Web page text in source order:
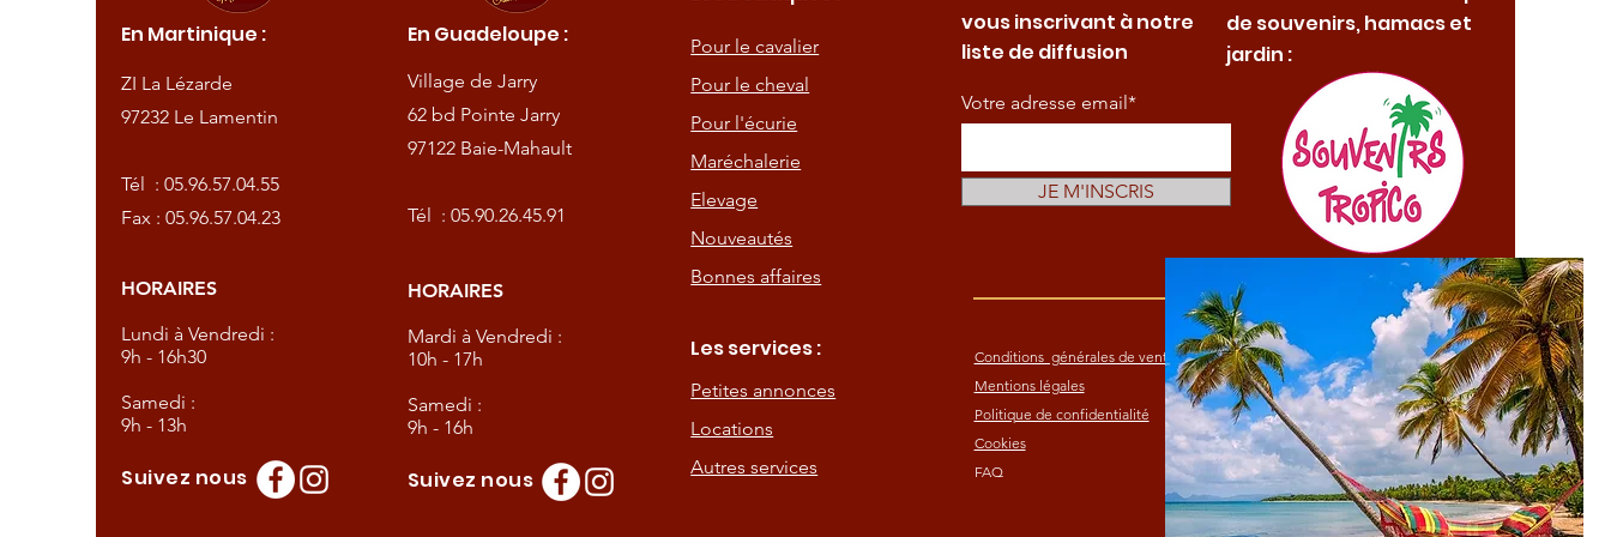
En Martinique :
ZI La Lézarde
97232 Le Lamentin
Tél :05.96.57.04.55
Fax : 05.96.57.04.23
HORAIRES
Lundi à Vendredi :
9h - 16h30
Samedi :
9h - 13h
Suivez nous
En Guadeloupe :
Village de Jarry
62 bd Pointe Jarry
97122 Baie-Mahault
Tél : 05.90.26.45.91
HORAIRES
Mardi à Vendredi :
10h - 17h
Samedi :
9h - 16h
Suivez nous
Pour le cavalier
Pour le cheval
Pour l'écurie
Maréchalerie
Elevage
Nouveautés
Bonnes affaires
Les services :
Petites annonces
Locations
Autres services
vous inscrivant à notre
liste de diffusion
Votre adresse email*
JE M'INSCRIS
Conditions générales de vente
Mentions légales
Politique de confidentialité
Cookies
FAQ
de souvenirs, hamacs et
jardin :